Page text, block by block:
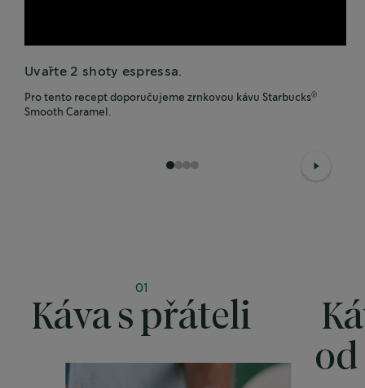
Uvařte 2 shoty espressa.
Pro tento recept doporučujeme zrnkovou kávu Starbucks®
Smooth Caramel.
1 23
01
Káva s přáteli
od